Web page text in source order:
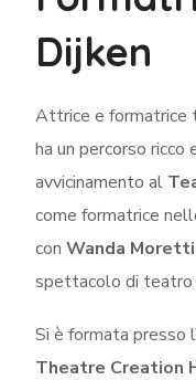
Dijken
Attrice e formatrice
ha un percorso ricco
avvicinamento al
come formatrice
conWanda Moretti
spettacolo di teatro
Si è formata presso l’
Theatre Creation